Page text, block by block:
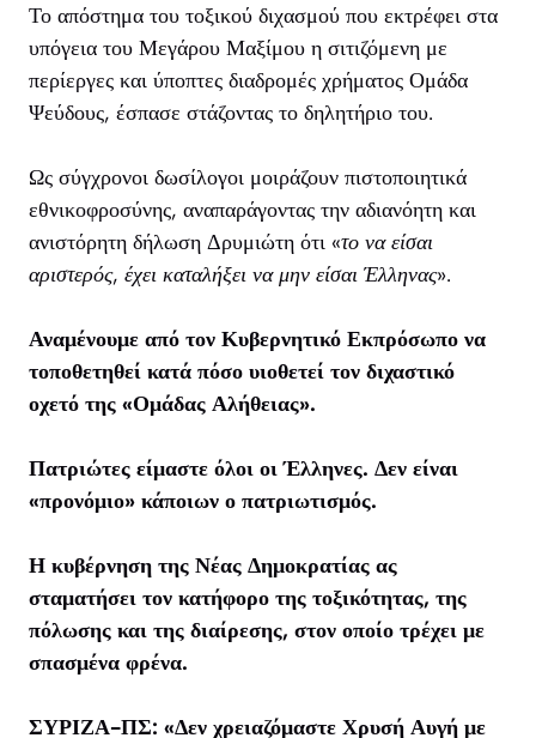
Το απόστημα του τοξικού διχασμού που εκτρέφει στα
υπόγεια του Μεγάρου Μαξίμου η σιτιζόμενη με
περίεργες και ύποπτες διαδρομές χρήματος Ομάδα
Ψεύδους, έσπασε στάζοντας το δηλητήριο του.
Ως σύγχρονοι δωσίλογοι μοιράζουν πιστοποιητικά
εθνικοφροσύνης, αναπαράγοντας την αδιανόητη και
ανιστόρητη δήλωση Δρυμιώτη ότι «το να είσαι
αριστερός, έχει καταλήξει να μην είσαι Έλληνας».
Αναμένουμε από τον Κυβερνητικό Εκπρόσωπο να
τοποθετηθεί κατά πόσο υιοθετεί τον διχαστικό
οχετό της «Ομάδας Αλήθειας».
Πατριώτες είμαστε όλοι οι Έλληνες. Δεν είναι
«προνόμιο» κάποιων ο πατριωτισμός.
Η κυβέρνηση της Νέας Δημοκρατίας ας
σταματήσει τον κατήφορο της τοξικότητας, της
πόλωσης και της διαίρεσης, στον οποίο τρέχει με
σπασμένα φρένα.
ΣΥΡΙΖΑ-ΠΣ: «Δεν χρειαζόμαστε Χρυσή Αυγή με